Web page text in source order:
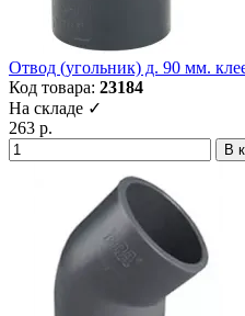
Отвод (угольник) д. 90 мм.
Код товара: 23184
На складе ✓
263 р.
В